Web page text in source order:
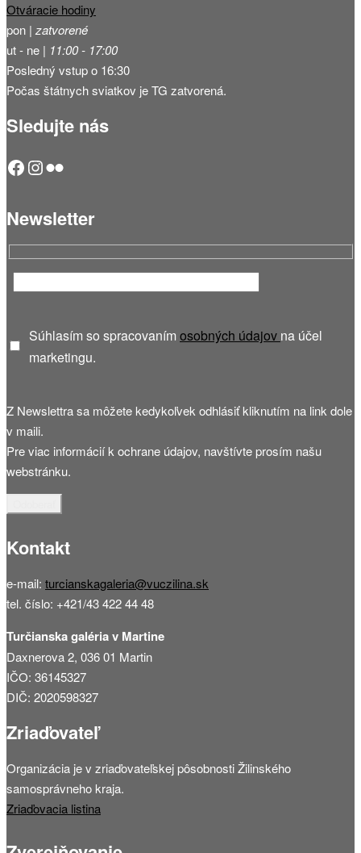
Otváracie hodiny
pon | zatvorené
ut - ne | 11:00 - 17:00
Posledný vstup o 16:30
Počas štátnych sviatkov je TG zatvorená.
Sledujte nás
Facebook InstagramFlickr
Newsletter
Súhlasím so spracovaním osobných údajov na účel
marketingu.
Z Newslettra sa môžete kedykoľvek odhlásiť kliknutím na link dole
v maili.
Pre viac informácií k ochrane údajov, navštívte prosím našu
webstránku.
Kontakt
e-mail: turcianskagaleria@vuczilina.sk
tel. číslo: +421/43 422 44 48
Turčianska galéria v Martine
Daxnerova 2, 036 01 Martin
IČO: 36145327
DIČ: 2020598327
Zriaďovateľ
Organizácia je v zriaďovateľskej pôsobnosti Žilinského
samosprávneho kraja.
Zriaďovacia listina